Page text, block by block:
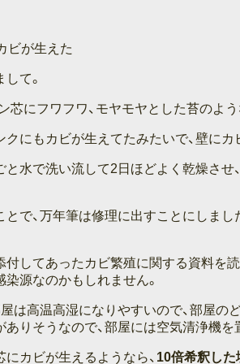
ビが生えた
て。
芯にフワフワ、モヤモヤとした苔のよ
にもカビが生えてたみたいで、壁に
と水で洗い流して2日ほどよく乾燥さ
とで、万年筆は修理に出すことにしま
付してあったカビ繁殖に関する資料を読
源なのかもしれません。
屋は高温高湿になりやすいので、部屋
ありそうなので、部屋には空気清浄機を
カビが生えるようなら、 10倍希釈し